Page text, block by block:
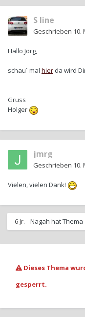
S line
Geschrieben 10.
Hallo Jörg,
schau´ mal hier da wird
Gruss
Holger
jmrg
Geschrieben 10.
Vielen, vielen Dank!
6 Jr. Nagah hat
Dieses Thema
gesperrt.